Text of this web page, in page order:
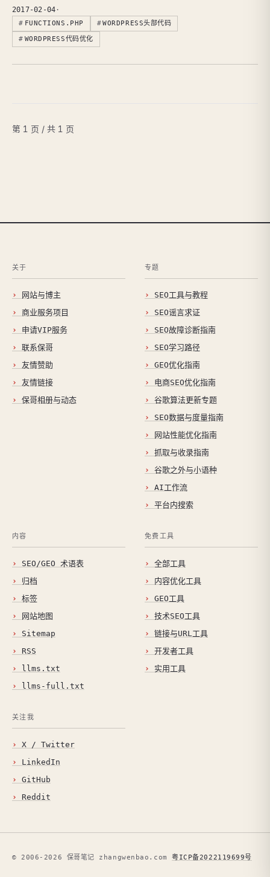
2017-02-04 ·
FUNCTIONS.PHP
WORDPRESS头部代码
WORDPRESS代码优化
第 1 页 / 共 1 页
关于
网站与博主
商业服务项目
申请VIP服务
联系保哥
友情赞助
友情链接
保哥相册与动态
专题
SEO工具与教程
SEO谣言求证
SEO故障诊断指南
SEO学习路径
GEO优化指南
电商SEO优化指南
谷歌算法更新专题
SEO数据与度量指南
网站性能优化指南
抓取与收录指南
谷歌之外与小语种
AI工作流
平台内搜索
内容
SEO/GEO 术语表
归档
标签
网站地图
Sitemap
RSS
llms.txt
llms-full.txt
免费工具
全部工具
内容优化工具
GEO工具
技术SEO工具
链接与URL工具
开发者工具
实用工具
关注我
X / Twitter
LinkedIn
GitHub
Reddit
© 2006-2026 保哥笔记 zhangwenbao.com粤ICP备2022119699号